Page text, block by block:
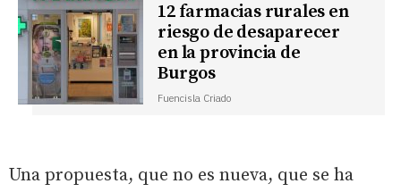
12 farmacias rurales en
riesgo de desaparecer
en la provincia de
Burgos
Fuencisla Criado
Una propuesta, que no es nueva, que se ha